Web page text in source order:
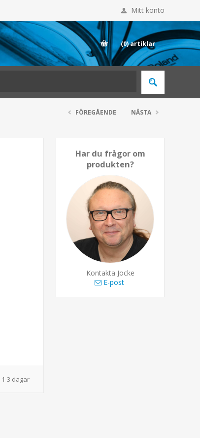
Mitt konto
(0)artiklar
FÖREGÅENDE NÄSTA
Har du frågor om
produkten?
Kontakta Jocke
E-post
1-3 dagar